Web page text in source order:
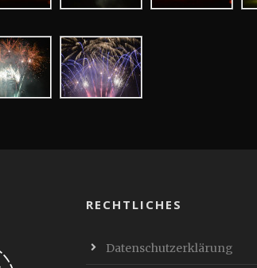
RECHTLICHES
Datenschutzerklärung